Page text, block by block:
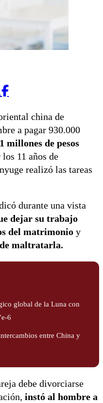
china de
a pagar 930.000
millones de pesos
11 años de
realizó las tareas
durante una vista
dejar su trabajo
del matrimonio y
de maltratarla.
global de la Luna con
6
entre China y
debe divorciarse
instó al hombre a